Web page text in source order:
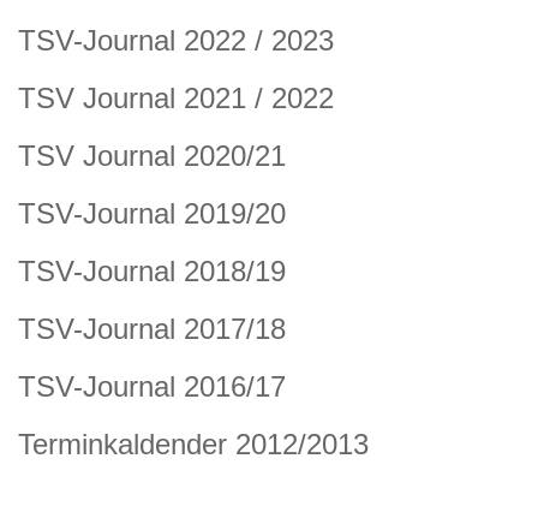
TSV-Journal 2022 / 2023
TSV Journal 2021 / 2022
TSV Journal 2020/21
TSV-Journal 2019/20
TSV-Journal 2018/19
TSV-Journal 2017/18
TSV-Journal 2016/17
Terminkaldender 2012/2013